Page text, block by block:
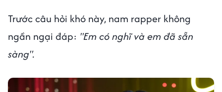
Trước câu hỏi khó này, nam rapper không
ngần ngại đáp: "Em có nghĩ và em đã sẵn
sàng".